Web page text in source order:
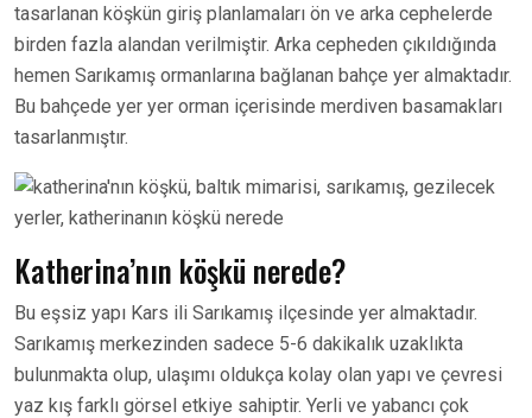
tasarlanan köşkün giriş planlamaları ön ve arka cephelerde
birden fazla alandan verilmiştir. Arka cepheden çıkıldığında
hemen Sarıkamış ormanlarına bağlanan bahçe yer almaktadır.
Bu bahçede yer yer orman içerisinde merdiven basamakları
tasarlanmıştır.
Katherina’nın köşkü nerede?
Bu eşsiz yapı Kars ili Sarıkamış ilçesinde yer almaktadır.
Sarıkamış merkezinden sadece 5-6 dakikalık uzaklıkta
bulunmakta olup, ulaşımı oldukça kolay olan yapı ve çevresi
yaz kış farklı görsel etkiye sahiptir. Yerli ve yabancı çok